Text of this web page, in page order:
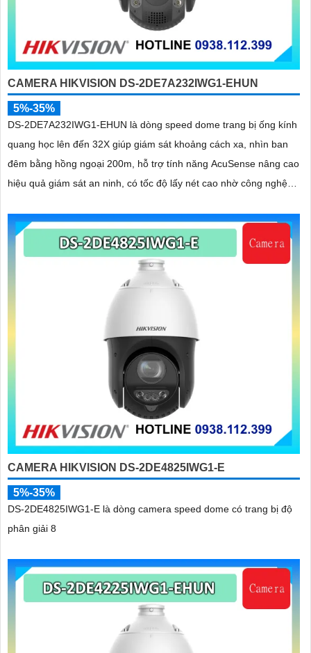
CAMERA HIKVISION DS-2DE7A232IWG1-EHUN
5%-35%
DS-2DE7A232IWG1-EHUN là dòng speed dome trang bị ống kính
quang học lên đến 32X giúp giám sát khoảng cách xa, nhìn ban
đêm bằng hồng ngoại 200m, hỗ trợ tính năng AcuSense nâng cao
hiệu quả giám sát an ninh, có tốc độ lấy nét cao nhờ công nghệ
CAMERA HIKVISION DS-2DE4825IWG1-E
5%-35%
DS-2DE4825IWG1-E là dòng camera speed dome có trang bị độ
phân giải 8